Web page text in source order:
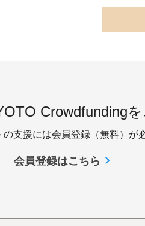
Crowdfunding
の支援には会員登録（無料）が
会員登録はこちら